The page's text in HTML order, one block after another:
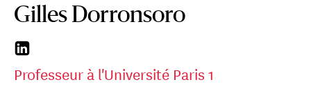
Gilles Dorronsoro
Professeur à l'Université Paris 1